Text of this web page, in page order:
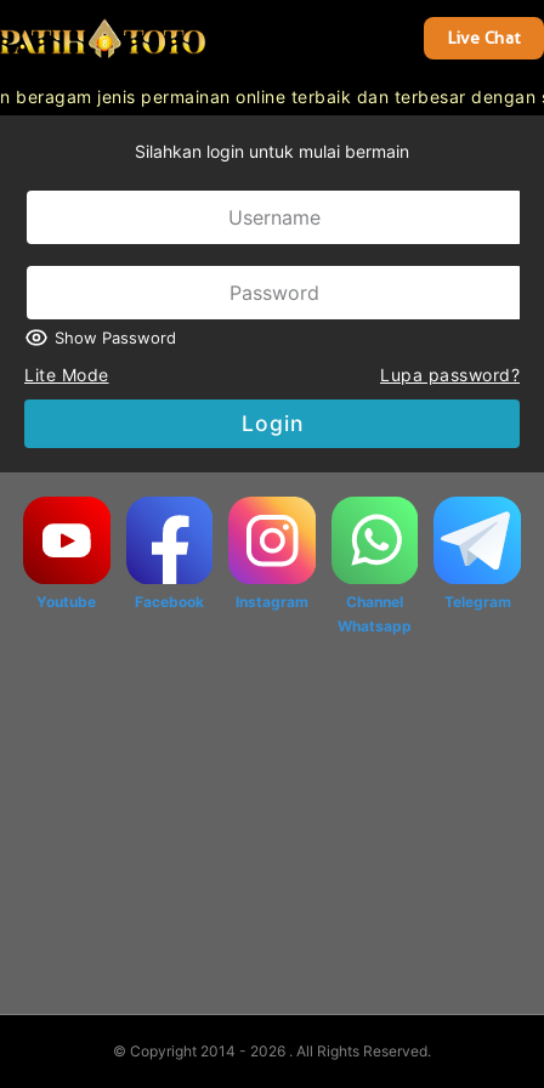
Live Chat
jenis permainan online terbaik dan terbesar
Silahkan login untuk mulai bermain
Show Password
Lite Mode Lupa password?
Login
Youtube Facebook Instagram
Channel
Whatsapp
Telegram
© Copyright 2014 - 2026 . All Rights Reserved.